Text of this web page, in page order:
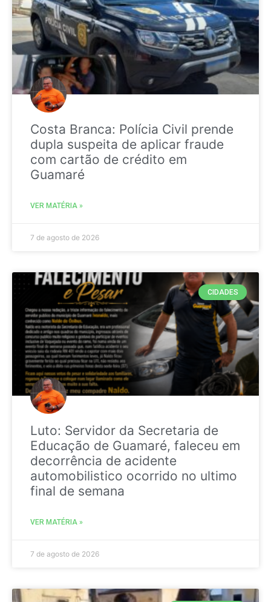
Costa Branca: Polícia Civil prende
dupla suspeita de aplicar fraude
com cartão de crédito em
Guamaré
VER MATÉRIA »
7 de agosto de 2026
CIDADES
Luto: Servidor da Secretaria de
Educação de Guamaré, faleceu em
decorrência de acidente
automobilistico ocorrido no ultimo
final de semana
VER MATÉRIA »
7 de agosto de 2026